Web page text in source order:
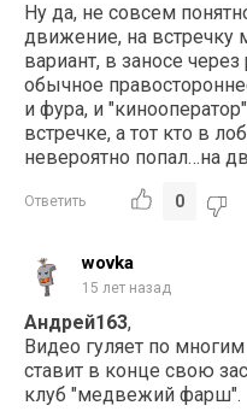
Ну да, не совсем
движение, на встречку
вариант, в заносе
обычное
и фура, и
встречке, а тот кто в
невероятно попал…на
Ответить 0
wovka
15 лет назад
Андрей163,
Видео гуляет по
ставит в конце свою
клуб "медвежий фарш".